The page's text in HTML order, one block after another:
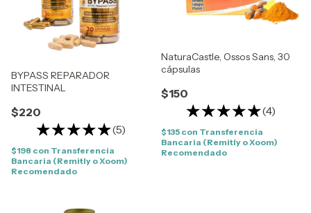
BYPASS REPARADOR
INTESTINAL
$220
(5)
$198 con Transferencia
Bancaria (Remitly o Xoom)
Recomendado
NaturaCastle, Ossos Sans, 30
cápsulas
$150
(4)
$135 con Transferencia
Bancaria (Remitly o Xoom)
Recomendado